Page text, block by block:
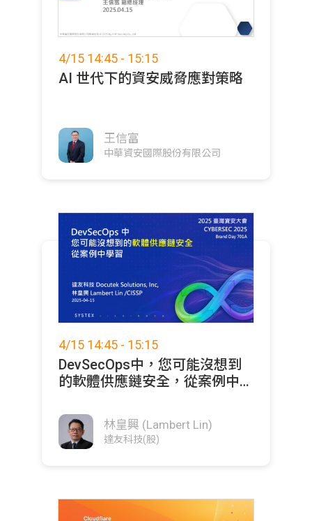
4/15 14:45 - 15:15
AI 世代下的資安威脅應對策略
王信富
中華資安國際股份有限公司
4/15 14:45 - 15:15
DevSecOps中，您可能沒想到
的軟體供應鏈安全，從案例中學
林皇興 (Lambert Lin)
達友科技(股)